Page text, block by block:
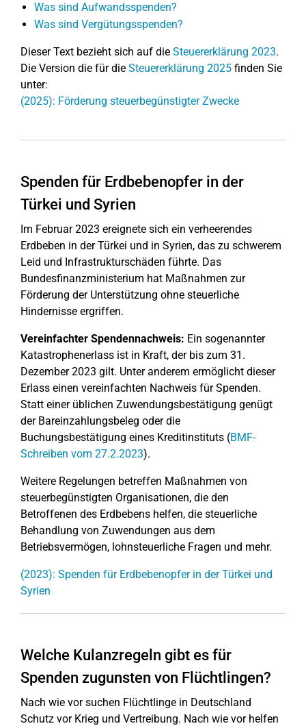
Was sind Aufwandsspenden?
Was sind Vergütungsspenden?
Dieser Text bezieht sich auf die Steuererklärung 2023.
Die Version die für die Steuererklärung 2025 finden Sie
unter:
(2025): Förderung steuerbegünstigter Zwecke
Spenden für Erdbebenopfer in der
Türkei und Syrien
Im Februar 2023 ereignete sich ein verheerendes
Erdbeben in der Türkei und in Syrien, das zu schwerem
Leid und Infrastrukturschäden führte. Das
Bundesfinanzministerium hat Maßnahmen zur
Förderung der Unterstützung ohne steuerliche
Hindernisse ergriffen.
Vereinfachter Spendennachweis: Ein sogenannter
Katastrophenerlass ist in Kraft, der bis zum 31.
Dezember 2023 gilt. Unter anderem ermöglicht dieser
Erlass einen vereinfachten Nachweis für Spenden.
Statt einer üblichen Zuwendungsbestätigung genügt
der Bareinzahlungsbeleg oder die
Buchungsbestätigung eines Kreditinstituts (BMF-
Schreiben vom 27.2.2023).
Weitere Regelungen betreffen Maßnahmen von
steuerbegünstigten Organisationen, die den
Betroffenen des Erdbebens helfen, die steuerliche
Behandlung von Zuwendungen aus dem
Betriebsvermögen, lohnsteuerliche Fragen und mehr.
(2023): Spenden für Erdbebenopfer in der Türkei und
Syrien
Welche Kulanzregeln gibt es für
Spenden zugunsten von Flüchtlingen?
Nach wie vor suchen Flüchtlinge in Deutschland
Schutz vor Krieg und Vertreibung. Nach wie vor helfen